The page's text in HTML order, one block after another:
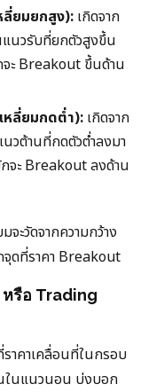
ยมยกสูง): เกิดจาก
นวรับที่ยกตัวสูงขึ้น
ะ Breakout ขึ้นด้าน
หลี่ยมกดต่ำ): เกิดจาก
วต้านที่กดตัวต่ำลงมา
จะ Breakout ลงด้าน
จะวัดจากความกว้าง
จุดที่ราคา Breakout
รือ Trading
าคาเคลื่อนที่ในกรอบ
ในแนวนอน บ่งบอก